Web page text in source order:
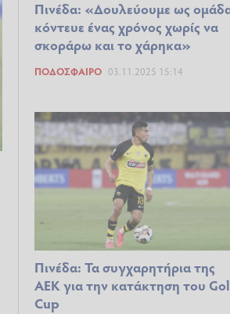
Πινέδα: «Δουλεύουμε ως
κόντευε ένας χρόνος χωρίς να
σκοράρω και το χάρηκα»
ΠΟΔΌΣΦΑΙΡΟ 03.11.2025 15:14
Πινέδα: Τα συγχαρητήρια της
ΑΕΚ για την κατάκτηση του
Cup